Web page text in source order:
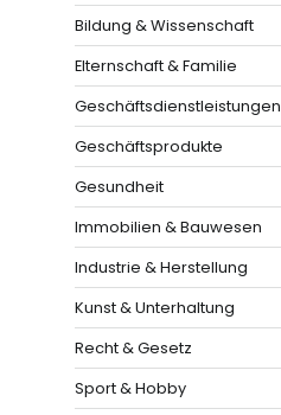
Bildung & Wissenschaft
Elternschaft & Familie
Geschäftsdienstleistungen
Geschäftsprodukte
Gesundheit
Immobilien & Bauwesen
Industrie & Herstellung
Kunst & Unterhaltung
Recht & Gesetz
Sport & Hobby